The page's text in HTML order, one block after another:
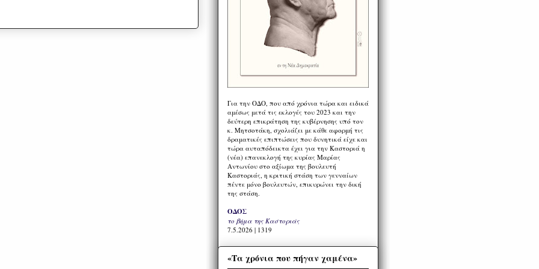
Για την ΟΔΟ, που από χρόνια τώρα και ειδικά
αμέσως μετά τις εκλογές του 2023 και την
δεύτερη επικράτηση της κυβέρνησης υπό τον
κ. Μητσοτάκη, σχολιάζει με κάθε αφορμή τις
δραματικές επιπτώσεις που δυνητικά είχε και
τώρα αυταπόδεικτα έχει για την Καστοριά η
(νέα) επανεκλογή της κυρίας Μαρίας
Αντωνίου στο αξίωμα της βουλευτή
Καστοριάς, η κριτική στάση των γενναίων
πέντε μόνο βουλευτών, επικυρώνει την δική
της στάση.
ΟΔΟΣ
το βήμα της Καστοριάς
7.5.2026 | 1319
«Τα χρόνια που πήγαν χαμένα»